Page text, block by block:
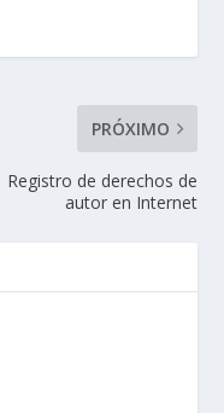
PRÓXIMO
Registro de derechos de
autor en Internet